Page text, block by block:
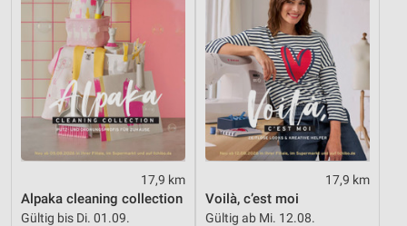
17,9 km
Alpaka cleaning collection
Gültig bis Di. 01.09.
17,9 km
Voilà, c’est moi
Gültig ab Mi. 12.08.